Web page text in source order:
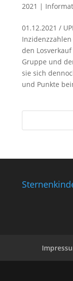
2021 |
01.12.2021 /
den
Gruppe und
sie sich
und Punkte